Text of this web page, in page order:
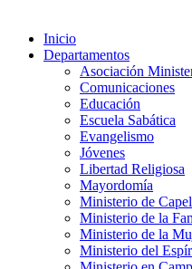
Inicio
Departamentos
Asociación
Comunicaciones
Educación
Escuela Sabática
Evangelismo
Jóvenes
Libertad Religiosa
Mayordomía
Ministerio de
Ministerio de la
Ministerio de la
Ministerio del